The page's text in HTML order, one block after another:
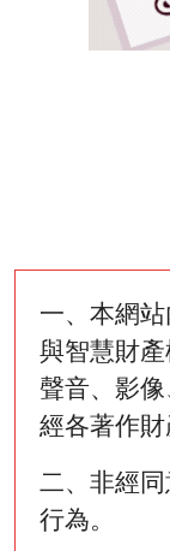
一、本網
與智慧財產
聲音、影
經各著作財
二、非經
行為。